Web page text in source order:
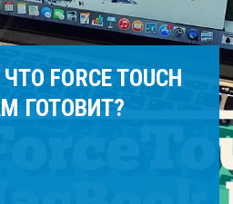
FORCE TOUCH
ГОТОВИТ?